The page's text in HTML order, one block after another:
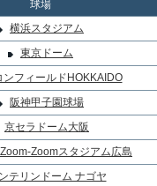
球場
横浜スタジアム
東京ドーム
ンフィールドHOKKAIDO
阪神甲子園球場
京セラドーム大阪
Zoomスタジアム広島
テリンドーム ナゴヤ